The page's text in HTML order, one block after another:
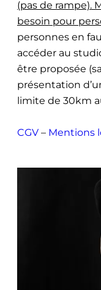
(pas de rampe).
besoin pour
personnes en
accéder au
être proposée
présentation
limite de 30km
CGV – Mentions